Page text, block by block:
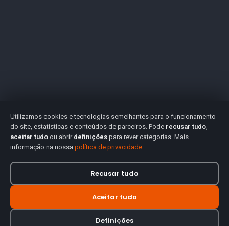
Utilizamos cookies e tecnologias semelhantes para o funcionamento
do site, estatísticas e conteúdos de parceiros. Pode recusar tudo,
aceitar tudo ou abrir definições para rever categorias. Mais
informação na nossa política de privacidade.
Recusar tudo
Aceitar tudo
Definições